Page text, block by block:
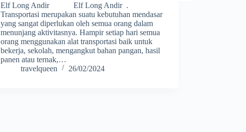
Elf Long Andir Elf Long Andir .
Transportasi merupakan suatu kebutuhan mendasar
yang sangat diperlukan oleh semua orang dalam
menunjang aktivitasnya. Hampir setiap hari semua
orang menggunakan alat transportasi baik untuk
bekerja, sekolah, mengangkut bahan pangan, hasil
panen atau ternak,…
travelqueen
26/02/2024